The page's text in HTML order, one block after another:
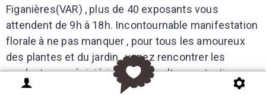
Figanières(VAR) , plus de 40 exposants vous
attendent de 9h à 18h. Incontournable manifestation
florale à ne pas manquer , pour tous les amoureux
des plantes et du jardin , venez rencontrer les
producteurs pépiniéristes , agriculteurs et artisans
locaux.